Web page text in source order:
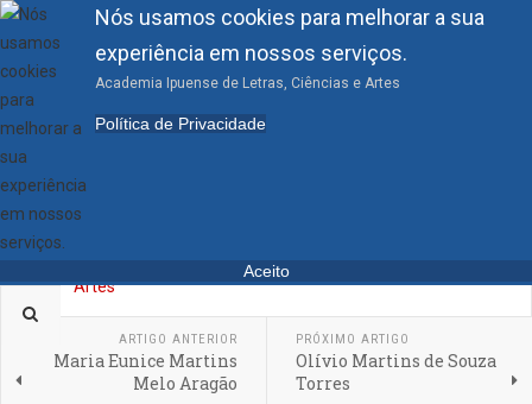
Nós usamos cookies para melhorar a sua
experiência em nossos serviços.
Academia Ipuense de Letras, Ciências e Artes
Política de Privacidade
Aceito
Maria Graziella Vale
Evangelista
ARTIGO ANTERIOR
Maria Eunice Martins
Melo Aragão
PRÓXIMO ARTIGO
Olívio Martins de Souza
Torres